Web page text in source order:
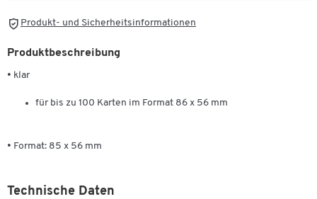
Produkt- und Sicherheitsinformationen
Produktbeschreibung
• klar
für bis zu 100 Karten im Format 86 x 56 mm
• Format: 85 x 56 mm
Technische Daten